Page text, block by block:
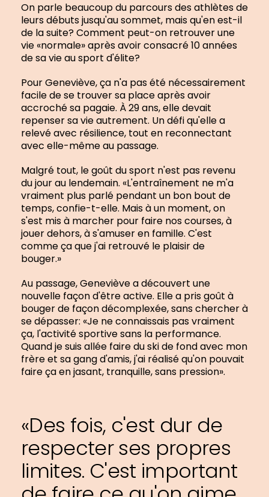
On parle beaucoup du parcours des athlètes de
leurs débuts jusqu'au sommet, mais qu'en est-il
de la suite? Comment peut-on retrouver une
vie «normale» après avoir consacré 10 années
de sa vie au sport d'élite?
Pour Geneviève, ça n'a pas été nécessairement
facile de se trouver sa place après avoir
accroché sa pagaie. À 29 ans, elle devait
repenser sa vie autrement. Un défi qu'elle a
relevé avec résilience, tout en reconnectant
avec elle-même au passage.
Malgré tout, le goût du sport n'est pas revenu
du jour au lendemain. «L'entraînement ne m'a
vraiment plus parlé pendant un bon bout de
temps, confie-t-elle. Mais à un moment, on
s'est mis à marcher pour faire nos courses, à
jouer dehors, à s'amuser en famille. C'est
comme ça que j'ai retrouvé le plaisir de
bouger.»
Au passage, Geneviève a découvert une
nouvelle façon d'être active. Elle a pris goût à
bouger de façon décomplexée, sans chercher à
se dépasser: «Je ne connaissais pas vraiment
ça, l'activité sportive sans la performance.
Quand je suis allée faire du ski de fond avec mon
frère et sa gang d'amis, j'ai réalisé qu'on pouvait
faire ça en jasant, tranquille, sans pression».
«Des fois, c'est dur de
respecter ses propres
limites. C'est important